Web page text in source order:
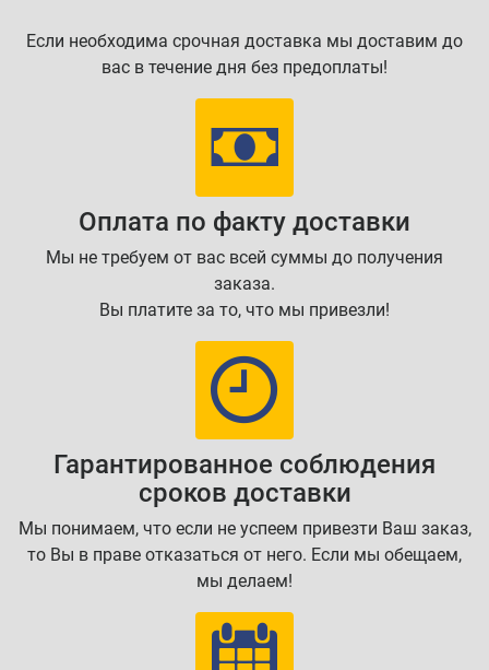
Если необходима срочная доставка мы доставим до
вас в течение дня без предоплаты!
Оплата по факту доставки
Мы не требуем от вас всей суммы до получения
заказа.
Вы платите за то, что мы привезли!
Гарантированное соблюдения
сроков доставки
Мы понимаем, что если не успеем привезти Ваш заказ,
то Вы в праве отказаться от него. Если мы обещаем,
мы делаем!